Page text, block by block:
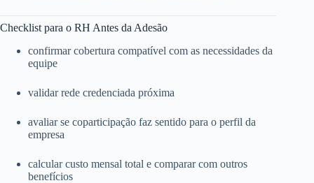
Checklist para o RH Antes da Adesão
confirmar cobertura compatível com as necessidades da
equipe
validar rede credenciada próxima
avaliar se coparticipação faz sentido para o perfil da
empresa
calcular custo mensal total e comparar com outros
benefícios